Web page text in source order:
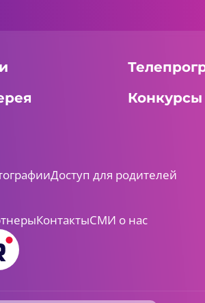
Конкурсы
Доступ для родителей
КонтактыСМИ о нас